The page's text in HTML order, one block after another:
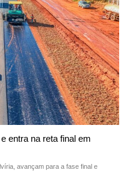
entra na reta final em
avançam para a fase final e